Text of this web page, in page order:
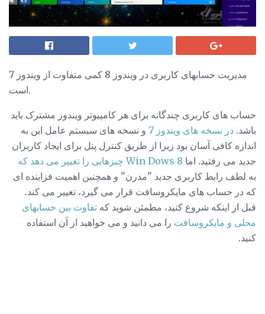
مدیریت حسابهای کاربری در ویندوز 8 کمی متفاوت از ویندوز 7
است.
حساب های کاربری چندگانه برای هر کامپیوتر ویندوز مشترک باید
باشد. در نسخه های ویندوز 7
و نسخه های سیستم عامل این به
اندازه کافی آسان بود زیرا از طریق کنترل پنل برای ایجاد کاربران
جدید می رفتید. اما
Win Dows 8 چیزهایی را تغییر می دهد که
به لطف رابط کاربری جدید "مدرن" و همچنین اهمیت فزاینده ای
که در حساب های مایکروسافت قرار می گیرد، تغییر می کند.
قبل از اینکه شروع کنید، مطمئن شوید که تفاوت بین حسابهای
محلی و مایکروسافت را می دانید و می خواهید از آن استفاده
کنید.